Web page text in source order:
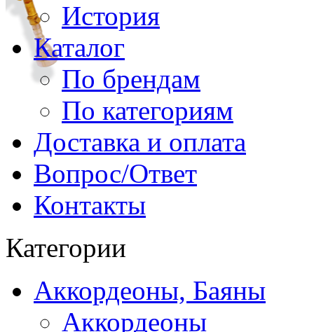
История
Каталог
По брендам
По категориям
Доставка и оплата
Вопрос/Ответ
Контакты
Категории
Аккордеоны, Баяны
Аккордеоны